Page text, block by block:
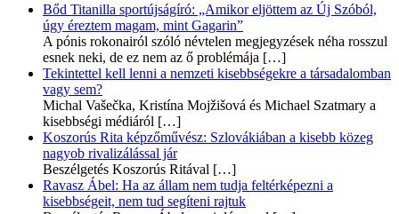
Bőd Titanilla sportújságíró: „Amikor eljöttem az Új Szóból,
úgy éreztem magam, mint Gagarin”
A pónis rokonairól szóló névtelen megjegyzések néha rosszul
esnek neki, de ez nem az ő problémája […]
Tekintettel kell lenni a nemzeti kisebbségekre a társadalomban
vagy sem?
Michal Vašečka, Kristína Mojžišová és Michael Szatmary a
kisebbségi médiáról […]
Koszorús Rita képzőművész: Szlovákiában a kisebb közeg
nagyob rivalizálással jár
Beszélgetés Koszorús Ritával […]
Ravasz Ábel: Ha az állam nem tudja feltérképezni a
kisebbségeit, nem tud segíteni rajtuk